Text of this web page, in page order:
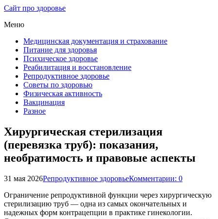
Сайт про здоровье
Меню
Медицинская документация и страхование
Питание для здоровья
Психическое здоровье
Реабилитация и восстановление
Репродуктивное здоровье
Советы по здоровью
Физическая активность
Вакцинация
Разное
Хирургическая стерилизация
(перевязка труб): показания,
необратимость и правовые аспекты
31 мая 2026Репродуктивное здоровьеКомментарии: 0
Ограничение репродуктивной функции через хирургическую
стерилизацию труб — одна из самых окончательных и
надежных форм контрацепции в практике гинекологии.